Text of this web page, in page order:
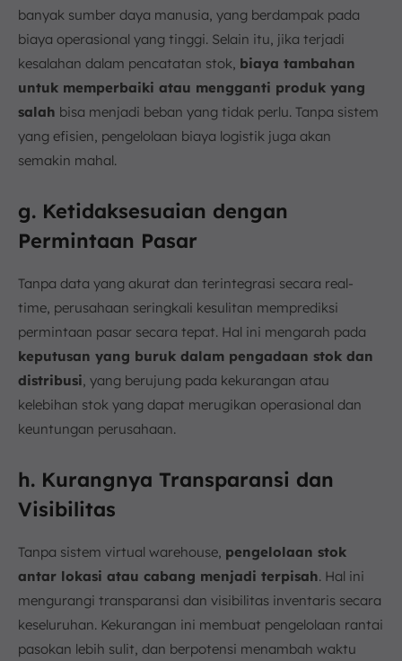
banyak sumber daya manusia, yang berdampak pada
biaya operasional yang tinggi. Selain itu, jika terjadi
kesalahan dalam pencatatan stok, biaya tambahan
untuk memperbaiki atau mengganti produk yang
salah bisa menjadi beban yang tidak perlu. Tanpa sistem
yang efisien, pengelolaan biaya logistik juga akan
semakin mahal.
g. Ketidaksesuaian dengan
Permintaan Pasar
Tanpa data yang akurat dan terintegrasi secara real-
time, perusahaan seringkali kesulitan memprediksi
permintaan pasar secara tepat. Hal ini mengarah pada
keputusan yang buruk dalam pengadaan stok dan
distribusi , yang berujung pada kekurangan atau
kelebihan stok yang dapat merugikan operasional dan
keuntungan perusahaan.
h. Kurangnya Transparansi dan
Visibilitas
Tanpa sistem virtual warehouse, pengelolaan stok
antar lokasi atau cabang menjadi terpisah. Hal ini
mengurangi transparansi dan visibilitas inventaris secara
keseluruhan. Kekurangan ini membuat pengelolaan rantai
pasokan lebih sulit, dan berpotensi menambah waktu